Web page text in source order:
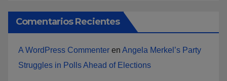
Comentarios Recientes
A WordPress Commenter en Angela Merkel’s Party
Struggles in Polls Ahead of Elections